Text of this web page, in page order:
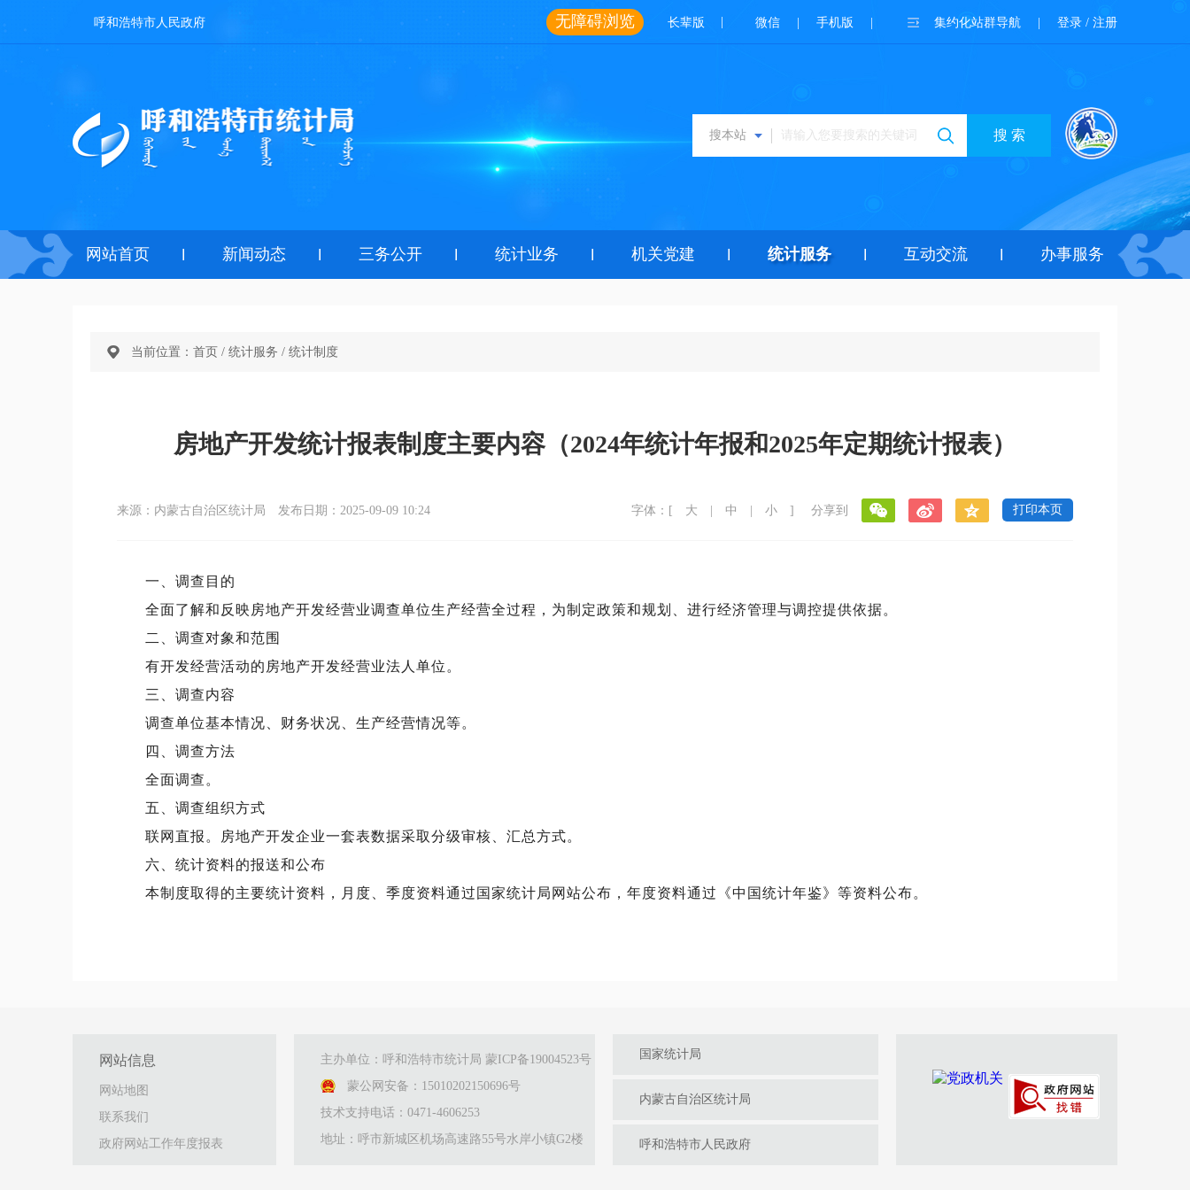
呼和浩特市人民政府 无障碍浏览 长辈版 | 微信 手机版 集约化站群导航 登录 / 注册
搜本站 搜 索
网站首页 新闻动态 三务公开 统计业务 机关党建 统计服务 互动交流 办事服务
当前位置： 首页 / 统计服务 / 统计制度
房地产开发统计报表制度主要内容（2024年统计年报和2025年定期统计报表）
来源：内蒙古自治区统计局 发布日期：2025-09-09 10:24 字体：[ 大 中 小 ] 分享到 打印本页
一、调查目的
全面了解和反映房地产开发经营业调查单位生产经营全过程，为制定政策和规划、进行经济管理与调控提供依据。
二、调查对象和范围
有开发经营活动的房地产开发经营业法人单位。
三、调查内容
调查单位基本情况、财务状况、生产经营情况等。
四、调查方法
全面调查。
五、调查组织方式
联网直报。房地产开发企业一套表数据采取分级审核、汇总方式。
六、统计资料的报送和公布
本制度取得的主要统计资料，月度、季度资料通过国家统计局网站公布，年度资料通过《中国统计年鉴》等资料公布。
网站信息
网站地图
联系我们
政府网站工作年度报表
主办单位：呼和浩特市统计局 蒙ICP备19004523号
蒙公网安备：15010202150696号
技术支持电话：0471-4606253
地址：呼市新城区机场高速路55号水岸小镇G2楼
国家统计局
内蒙古自治区统计局
呼和浩特市人民政府